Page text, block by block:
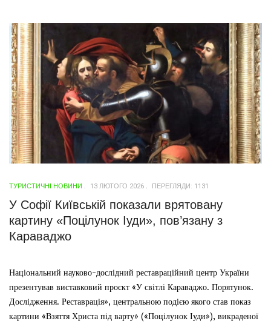
ТУРИСТИЧНІ НОВИНИ 13 ЛЮТОГО 2026 ПЕРЕГЛЯДИ: 1131
У Софії Київській показали врятовану
картину «Поцілунок Іуди», пов’язану з
Караваджо
Національний науково-дослідний реставраційний центр України
презентував виставковий проєкт «У світлі Караваджо. Порятунок.
Дослідження. Реставрація», центральною подією якого став показ
картини «Взяття Христа під варту» («Поцілунок Іуди»), викраденої